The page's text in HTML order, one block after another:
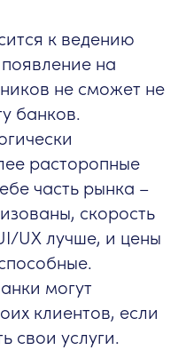
к ведению
на
не сможет не
банков.
расторопные
часть рынка –
скорость
UX лучше, и цены
могут
клиентов, если
свои услуги.